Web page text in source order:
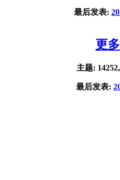
最后发表:
更
主题:
最后发表: